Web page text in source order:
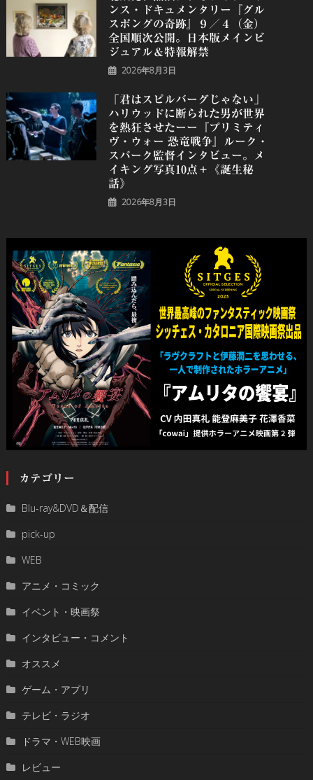
ンス・ドキュメンタリー『グル
スポングの奇跡』９／４（金）
全国順次公開。日本版メインビ
ジュアル＆特報解禁
2026年8月3日
「君はスピルバーグじゃない」
ハリウッドに断られた男が世界
を熱狂させたーー『プリミティ
ヴ・ウォー 恐⻯戦争』ルーク・
スパーク監督インタビュー。メ
イキング写真10点＋《誕⽣秘
話》
2026年8月3日
カテゴリー
Blu-ray&DVD＆配信
pick-up
WEB
アニメ・コミック
イベント・映画祭
インタビュー・コメント
オススメ
ゲーム・アプリ
テレビ・ラジオ
ドラマ・WEB映画
レビュー